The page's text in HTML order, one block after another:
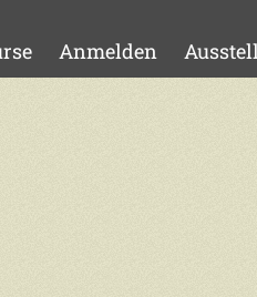
Anmelden